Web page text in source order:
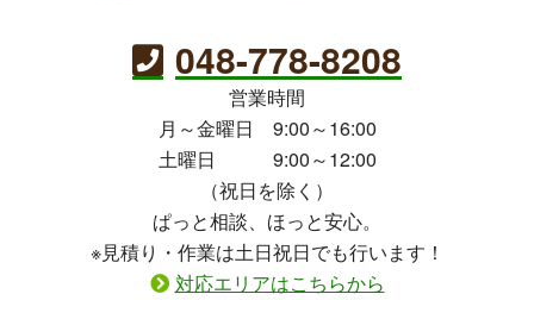
048-778-8208
営業時間
月～金曜日 9:00～16:00
土曜日 9:00～12:00
（祝日を除く）
ぱっと相談、ほっと安心。
※見積り・作業は土日祝日でも行います！
対応エリアはこちらから